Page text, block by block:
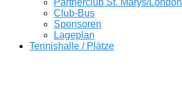
Partnerclub St. Marys/London
Club-Bus
Sponsoren
Lageplan
Tennishalle / Plätze